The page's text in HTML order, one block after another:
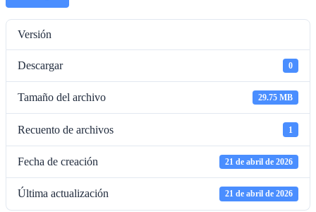
Versión
Descargar 0
Tamaño del archivo 29.75 MB
Recuento de archivos 1
Fecha de creación 21 de abril de 2026
Última actualización 21 de abril de 2026